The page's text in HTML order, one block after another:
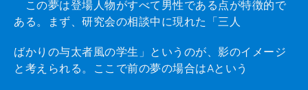
この夢は登場人物がすべて男性である点が特徴的で
ある。まず、研究会の相談中に現れた「三人
ばかりの与太者風の学生」というのが、影のイメージ
と考えられる。ここで前の夢の場合はAという